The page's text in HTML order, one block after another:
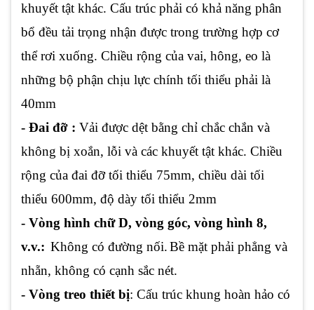
khuyết tật khác. Cấu trúc phải có khả năng phân
bổ đều tải trọng nhận được trong trường hợp cơ
thể rơi xuống. Chiều rộng của vai, hông, eo là
những bộ phận chịu lực chính tối thiểu phải là
40mm
- Đai đỡ : Vải được dệt bằng chỉ chắc chắn và
không bị xoắn, lỗi và các khuyết tật khác. Chiều
rộng của đai đỡ ​​tối thiểu 75mm, chiều dài tối
thiểu 600mm, độ dày tối thiểu 2mm
- Vòng hình chữ D, vòng góc, vòng hình 8,
v.v.: Không có đường nối.Bề mặt phải phẳng và
nhẵn, không có cạnh sắc nét.
- Vòng treo thiết bị: Cấu trúc khung hoàn hảo có